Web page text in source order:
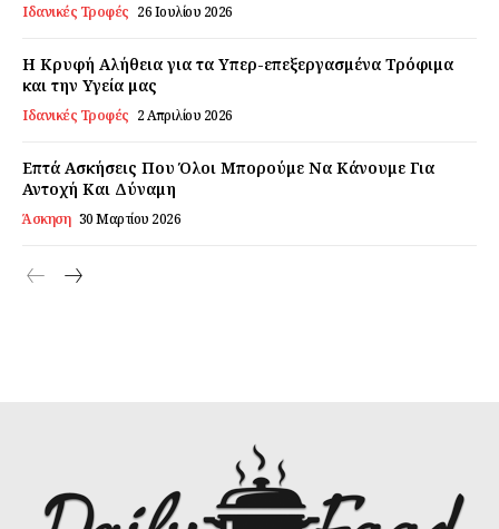
Αποποίηση Ευθυνών
Επικοινωνία
Ιδανικές Τροφές 26 Ιουλίου 2026
Η Κρυφή Αλήθεια για τα Υπερ-επεξεργασμένα Τρόφιμα
και την Υγεία μας
Ιδανικές Τροφές 2 Απριλίου 2026
Επτά Ασκήσεις Που Όλοι Μπορούμε Να Κάνουμε Για
Αντοχή Και Δύναμη
Άσκηση 30 Μαρτίου 2026